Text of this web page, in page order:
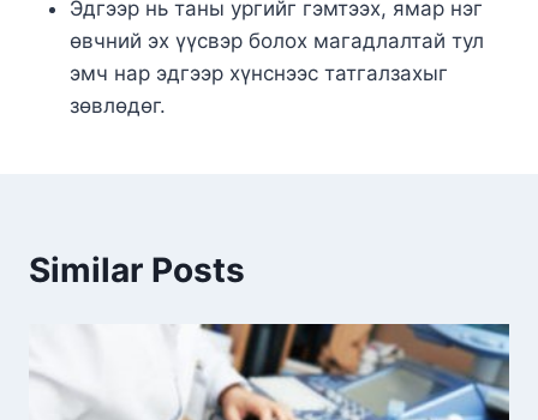
Эдгээр нь таны ургийг гэмтээх, ямар нэг
өвчний эх үүсвэр болох магадлалтай тул
эмч нар эдгээр хүнснээс татгалзахыг
зөвлөдөг.
Similar Posts